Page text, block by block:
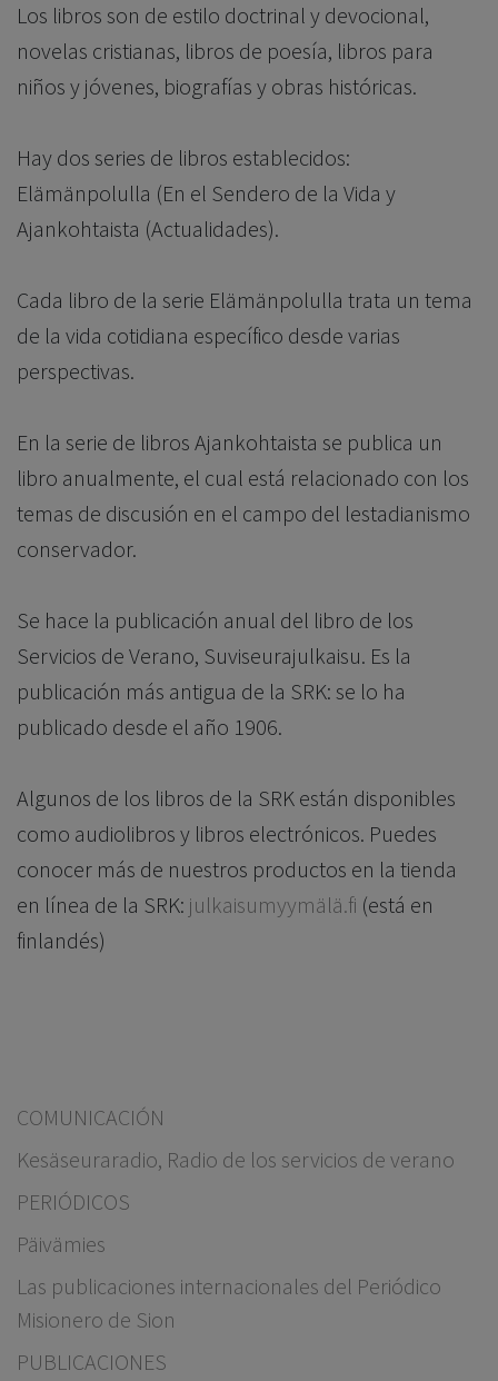
Los libros son de estilo doctrinal y devocional,
novelas cristianas, libros de poesía, libros para
niños y jóvenes, biografías y obras históricas.
Hay dos series de libros establecidos:
Elämänpolulla (En el Sendero de la Vida y
Ajankohtaista (Actualidades).
Cada libro de la serie Elämänpolulla trata un tema
de la vida cotidiana específico desde varias
perspectivas.
En la serie de libros Ajankohtaista se publica un
libro anualmente, el cual está relacionado con los
temas de discusión en el campo del lestadianismo
conservador.
Se hace la publicación anual del libro de los
Servicios de Verano, Suviseurajulkaisu. Es la
publicación más antigua de la SRK: se lo ha
publicado desde el año 1906.
Algunos de los libros de la SRK están disponibles
como audiolibros y libros electrónicos. Puedes
conocer más de nuestros productos en la tienda
en línea de la SRK: julkaisumyymälä.fi (está en
finlandés)
COMUNICACIÓN
Kesäseuraradio, Radio de los servicios de verano
PERIÓDICOS
Päivämies
Las publicaciones internacionales del Periódico
Misionero de Sion
PUBLICACIONES